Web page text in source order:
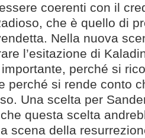
coerenti con il
che è quello di
Nella nuova
l’esitazione di
perché si
perché si rende conto
Una scelta per
questa scelta
scena della